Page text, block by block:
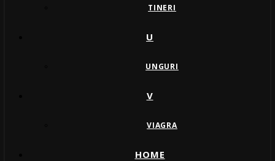
TINERI
U
UNGURI
V
VIAGRA
HOME